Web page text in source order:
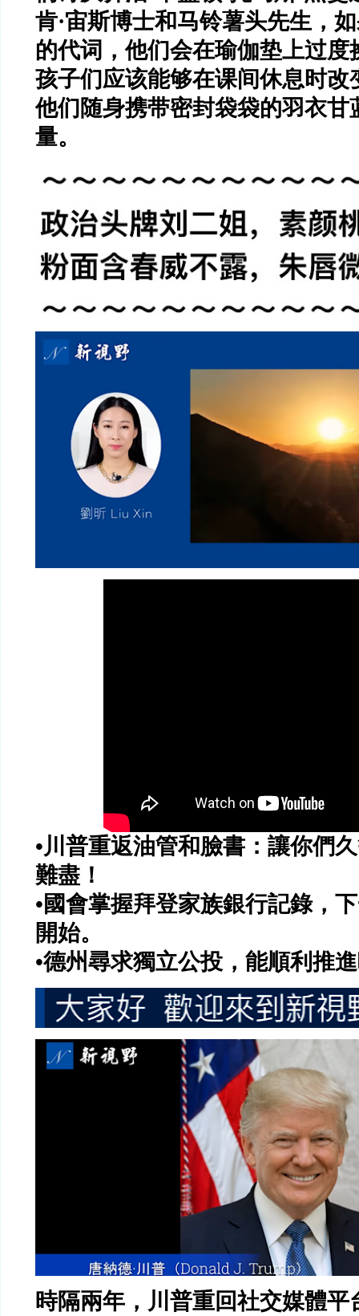
肯·宙斯博士和马铃薯头先生，
的代词，他们会在瑜伽垫上过度
孩子们应该能够在课间休息时改
他们随身携带密封袋袋的羽衣甘
量。
•川普重返油管和臉書：讓你們
難盡！
•國會掌握拜登家族銀行記錄，
開始。
•德州尋求獨立公投，能順利推
時隔兩年，川普重回社交媒體平